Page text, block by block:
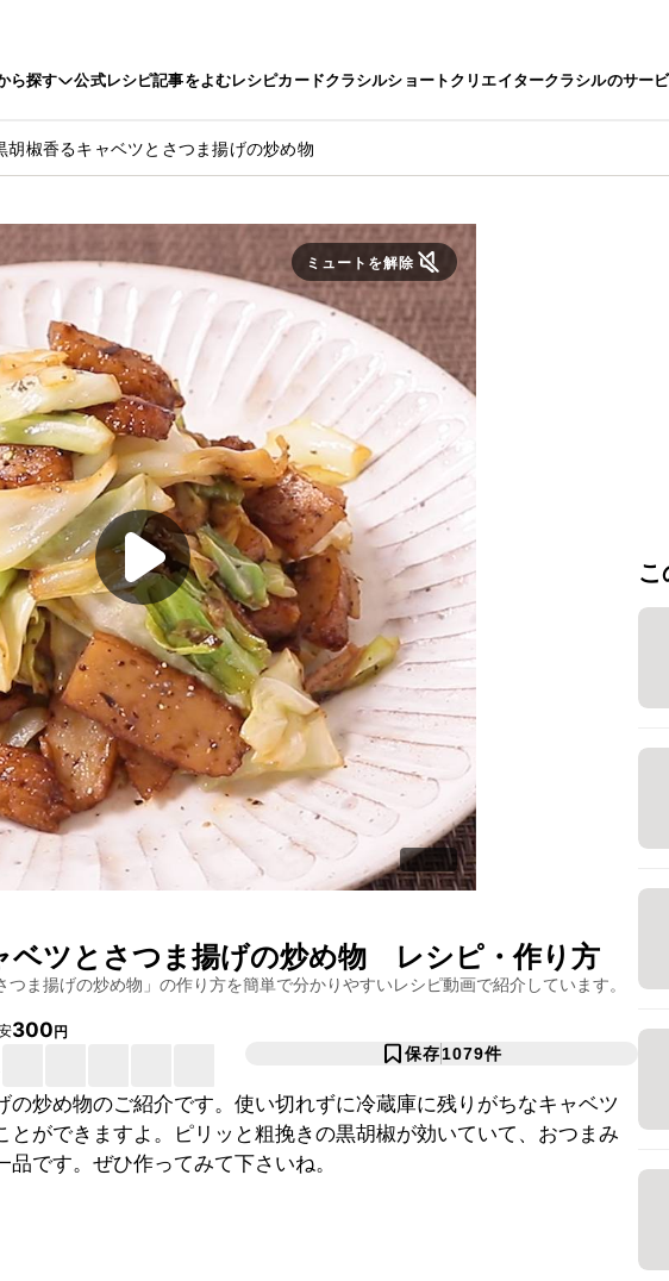
ら探す 公式レシピ記事をよむレシピカードクラシルショートクリエイタークラシルのサー
胡椒香るキャベツとさつま揚げの炒め物
ミュートを解除
ベツとさつま揚げの炒め物 レシピ・作り方
つま揚げの炒め物 」の作り方を簡単で分かりやすいレシピ動画で紹介しています。
300円
保存1079件
の炒め物のご紹介です。使い切れずに冷蔵庫に残りがちなキャベツ
とができますよ。ピリッと粗挽きの黒胡椒が効いていて、おつまみ
品です。ぜひ作ってみて下さいね。